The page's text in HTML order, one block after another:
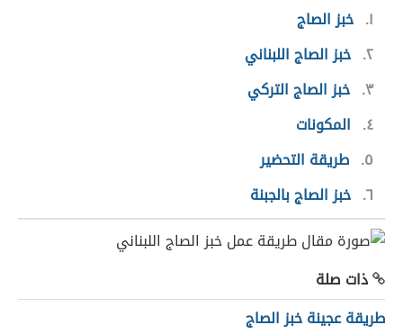
١ خبز الصاج
٢ خبز الصاج اللبناني
٣ خبز الصاج التركي
٤
المكونات
٥ طريقة التحضير
٦ خبز الصاج بالجبنة
ذات صلة
طريقة عجينة خبز الصاج